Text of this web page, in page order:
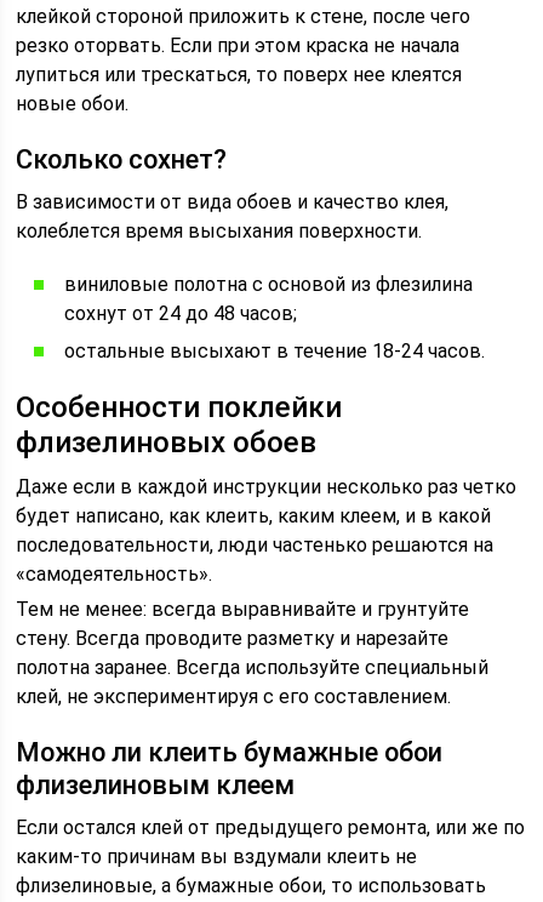
клейкой стороной приложить к стене, после чего
резко оторвать. Если при этом краска не начала
лупиться или трескаться, то поверх нее клеятся
новые обои.
Сколько сохнет?
В зависимости от вида обоев и качество клея,
колеблется время высыхания поверхности.
виниловые полотна с основой из флезилина
сохнут от 24 до 48 часов;
остальные высыхают в течение 18-24 часов.
Особенности поклейки
флизелиновых обоев
Даже если в каждой инструкции несколько раз четко
будет написано, как клеить, каким клеем, и в какой
последовательности, люди частенько решаются на
«самодеятельность».
Тем не менее: всегда выравнивайте и грунтуйте
стену. Всегда проводите разметку и нарезайте
полотна заранее. Всегда используйте специальный
клей, не экспериментируя с его составлением.
Можно ли клеить бумажные обои
флизелиновым клеем
Если остался клей от предыдущего ремонта, или же по
каким-то причинам вы вздумали клеить не
флизелиновые, а бумажные обои, то использовать